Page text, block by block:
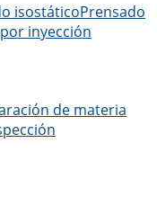
isostáticoPrensado
inyección
de materia